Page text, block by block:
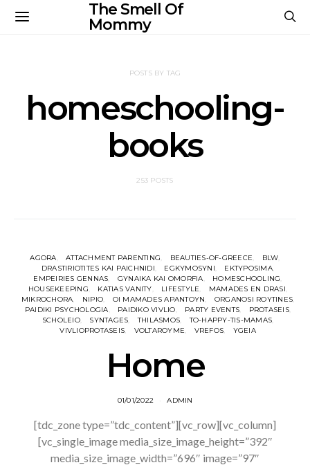
The Smell Of
Mommy
POSTS BY TAG
homeschooling-
books
253 POSTS
AGORA ATTACHMENT PARENTING BEAUTIES-OF-GREECE
BLW
DRASTIRIOTITES KAI PAICHNIDI
EGKYMOSYNI
EKTYPOSIMA
EMPEIRIES GENNAS
GYNAIKA KAI OMORFIA
HOMESCHOOLING
HOUSEKEEPING
KATIAS VANITY LIFESTYLE
MAMADES EN DRASI
MIKROCHORA
NIPIO OI MAMADES APANTOYN
ORGANOSI ROYTINES
PAIDIKI PSYCHOLOGIA
PAIDIKO VIVLIO PARTY EVENTS
PROTASEIS
SCHOLEIO
SYNTAGES THILASMOS
TO-HAPPY-TIS-MAMAS
VIVLIOPROTASEIS
VOLTAROYME VREFOS YGEIA
Home
01/01/2022 ADMIN
[tdc_zone type=”tdc_content”][vc_row][vc_column]
[vc_single_image media_size_image_height=”392″
media_size_image_width=”696″ image=”97″